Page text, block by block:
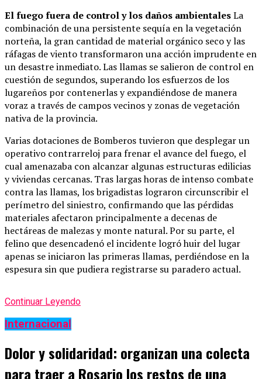
El fuego fuera de control y los daños ambientalesLa
combinación de una persistente sequía en la vegetación
norteña, la gran cantidad de material orgánico seco y las
ráfagas de viento transformaron una acción imprudente en
un desastre inmediato. Las llamas se salieron de control en
cuestión de segundos, superando los esfuerzos de los
lugareños por contenerlas y expandiéndose de manera
voraz a través de campos vecinos y zonas de vegetación
nativa de la provincia.
Varias dotaciones de Bomberos tuvieron que desplegar un
operativo contrarreloj para frenar el avance del fuego, el
cual amenazaba con alcanzar algunas estructuras edilicias
y viviendas cercanas. Tras largas horas de intenso combate
contra las llamas, los brigadistas lograron circunscribir el
perímetro del siniestro, confirmando que las pérdidas
materiales afectaron principalmente a decenas de
hectáreas de malezas y monte natural. Por su parte, el
felino que desencadenó el incidente logró huir del lugar
apenas se iniciaron las primeras llamas, perdiéndose en la
espesura sin que pudiera registrarse su paradero actual.
Continuar Leyendo
Internacional
Dolor y solidaridad: organizan una colecta
para traer a Rosario los restos de una